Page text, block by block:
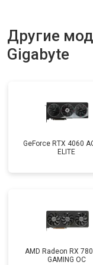
Другие
Gigabyte
GeForce RTX 4060
ELITE
AMD Radeon RX
GAMING OC